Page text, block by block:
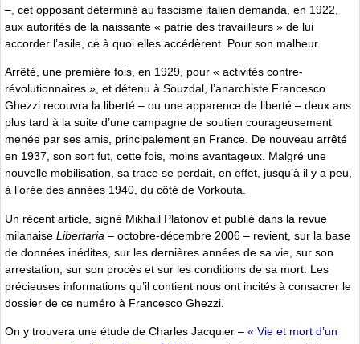
–, cet opposant déterminé au fascisme italien demanda, en 1922,
aux autorités de la naissante « patrie des travailleurs » de lui
accorder l’asile, ce à quoi elles accédèrent. Pour son malheur.
Arrêté, une première fois, en 1929, pour « activités contre-
révolutionnaires », et détenu à Souzdal, l’anarchiste Francesco
Ghezzi recouvra la liberté – ou une apparence de liberté – deux ans
plus tard à la suite d’une campagne de soutien courageusement
menée par ses amis, principalement en France. De nouveau arrêté
en 1937, son sort fut, cette fois, moins avantageux. Malgré une
nouvelle mobilisation, sa trace se perdait, en effet, jusqu’à il y a peu,
à l’orée des années 1940, du côté de Vorkouta.
Un récent article, signé Mikhail Platonov et publié dans la revue
milanaise Libertaria – octobre-décembre 2006 – revient, sur la base
de données inédites, sur les dernières années de sa vie, sur son
arrestation, sur son procès et sur les conditions de sa mort. Les
précieuses informations qu’il contient nous ont incités à consacrer le
dossier de ce numéro à Francesco Ghezzi.
On y trouvera une étude de Charles Jacquier – « Vie et mort d’un